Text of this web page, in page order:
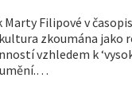
Marty Filipové v
zkoumána jako
vzhledem k
umění.…